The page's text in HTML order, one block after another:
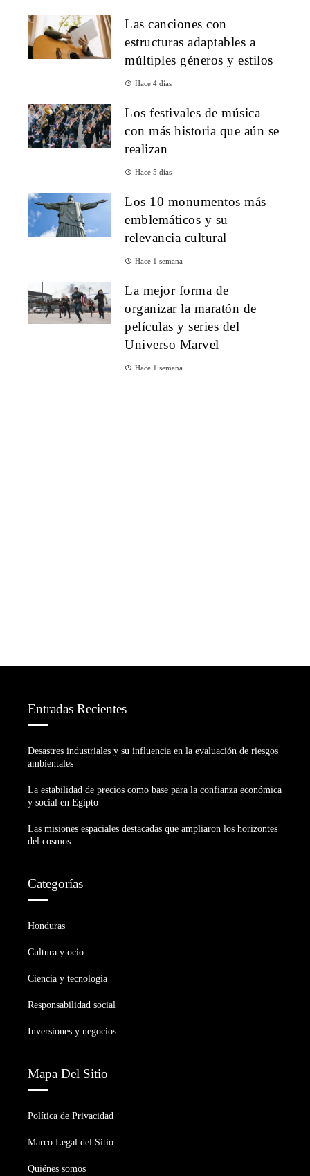
Las canciones con
estructuras adaptables a
múltiples géneros y estilos
Hace 4 días
Los festivales de música
con más historia que aún se
realizan
Hace 5 días
Los 10 monumentos más
emblemáticos y su
relevancia cultural
Hace 1 semana
La mejor forma de
organizar la maratón de
películas y series del
Universo Marvel
Hace 1 semana
Entradas Recientes
Desastres industriales y su influencia en la evaluación de riesgos
ambientales
La estabilidad de precios como base para la confianza económica
y social en Egipto
Las misiones espaciales destacadas que ampliaron los horizontes
del cosmos
Categorías
Honduras
Cultura y ocio
Ciencia y tecnología
Responsabilidad social
Inversiones y negocios
Mapa Del Sitio
Política de Privacidad
Marco Legal del Sitio
Quiénes somos